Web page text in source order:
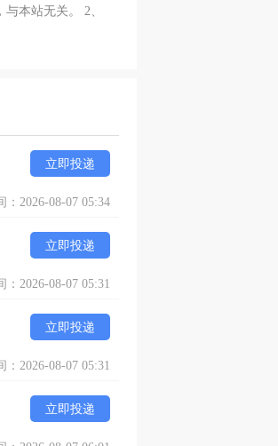
本站无关。 2、
立即投递
：2026-08-07 05:34
立即投递
：2026-08-07 05:31
立即投递
：2026-08-07 05:31
立即投递